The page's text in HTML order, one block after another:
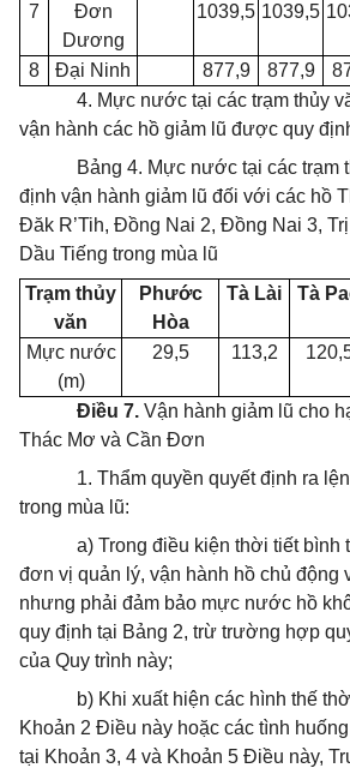
7
Đơn
Dương
1039,5 1039,5
8 Đại Ninh 877,9 877,9
4. Mực nước tại các trạm thủy
vận hành các hồ giảm lũ được quy
Bảng 4. Mực nước tại các trạm
định vận hành giảm lũ đối với các hồ
Đăk R’Tih, Đồng Nai 2, Đồng Nai 3,
Dầu Tiếng trong mùa lũ
Trạm thủy
văn
Phước
Hòa
Tà Lài Tà
Mực nước
(m)
29,5 113,2
Điều 7. Vận hành giảm lũ cho
Thác Mơ và Cần Đơn
1. Thẩm quyền quyết định ra
trong mùa lũ:
a) Trong điều kiện thời tiết bình
đơn vị quản lý, vận hành hồ chủ động
nhưng phải đảm bảo mực nước hồ
quy định tại Bảng 2, trừ trường hợp
của Quy trình này;
b) Khi xuất hiện các hình thế
Khoản 2 Điều này hoặc các tình
tại Khoản 3, 4 và Khoản 5 Điều này,